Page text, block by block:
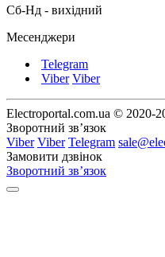
Сб-Нд - вихідний
Месенджери
Telegram
Viber Viber
Electroportal.com.ua © 2020-
Зворотний зв’язок
Viber Viber Telegram
Замовити дзвінок
Зворотний зв’язок